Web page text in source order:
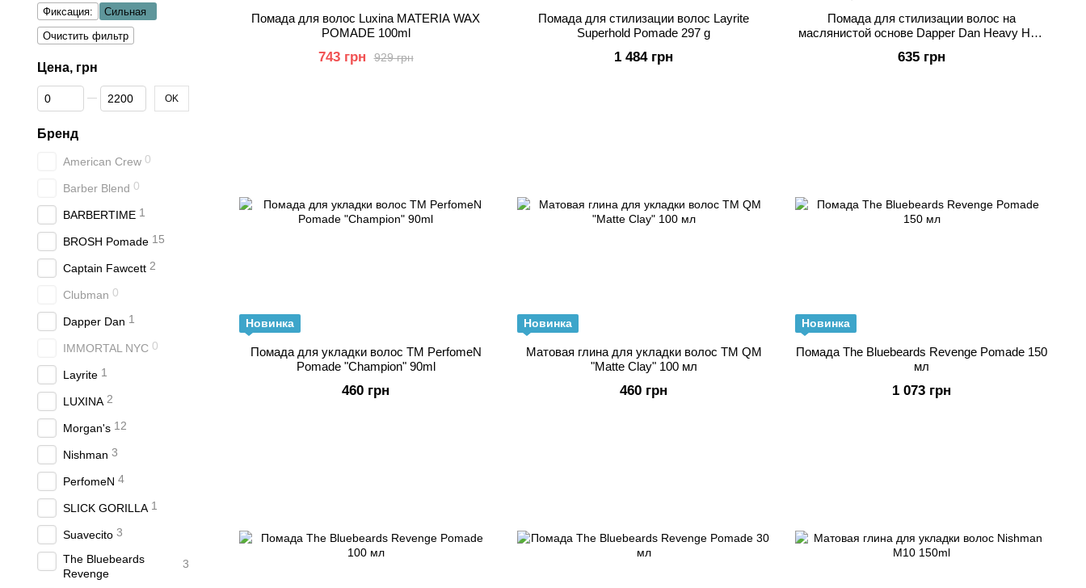
Помада для волос Luxina MATERIA WAX
POMADE 100ml
929 грн
743 грн
Помада для стилизации волос Layrite
Superhold Pomade 297 g
1 484 грн
Помада для стилизации волос на
маслянистой основе Dapper Dan Heavy Hold
635 грн
Новинка
Помада для укладки волос TM PerfomeN
Pomade "Champion" 90ml
460 грн
Новинка
Матовая глина для укладки волос ТМ QM
"Matte Clay" 100 мл
460 грн
Новинка
Помада The Bluebeards Revenge Pomade 150
мл
1 073 грн
Фиксация:
Сильная
Очистить фильтр
Цена, грн
От Цена, грн
До Цена, грн OK
Бренд
American Crew 0
Barber Blend 0
BARBERTIME 1
BROSH Pomade 15
Captain Fawcett 2
Clubman 0
Dapper Dan 1
IMMORTAL NYC 0
Layrite 1
LUXINA 2
Morgan's 12
Nishman 3
PerfomeN 4
SLICK GORILLA 1
Suavecito 3
The Bluebeards
Revenge
3